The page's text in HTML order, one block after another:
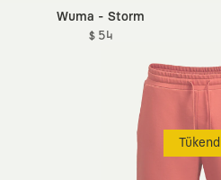
Wuma - Storm
$ 54